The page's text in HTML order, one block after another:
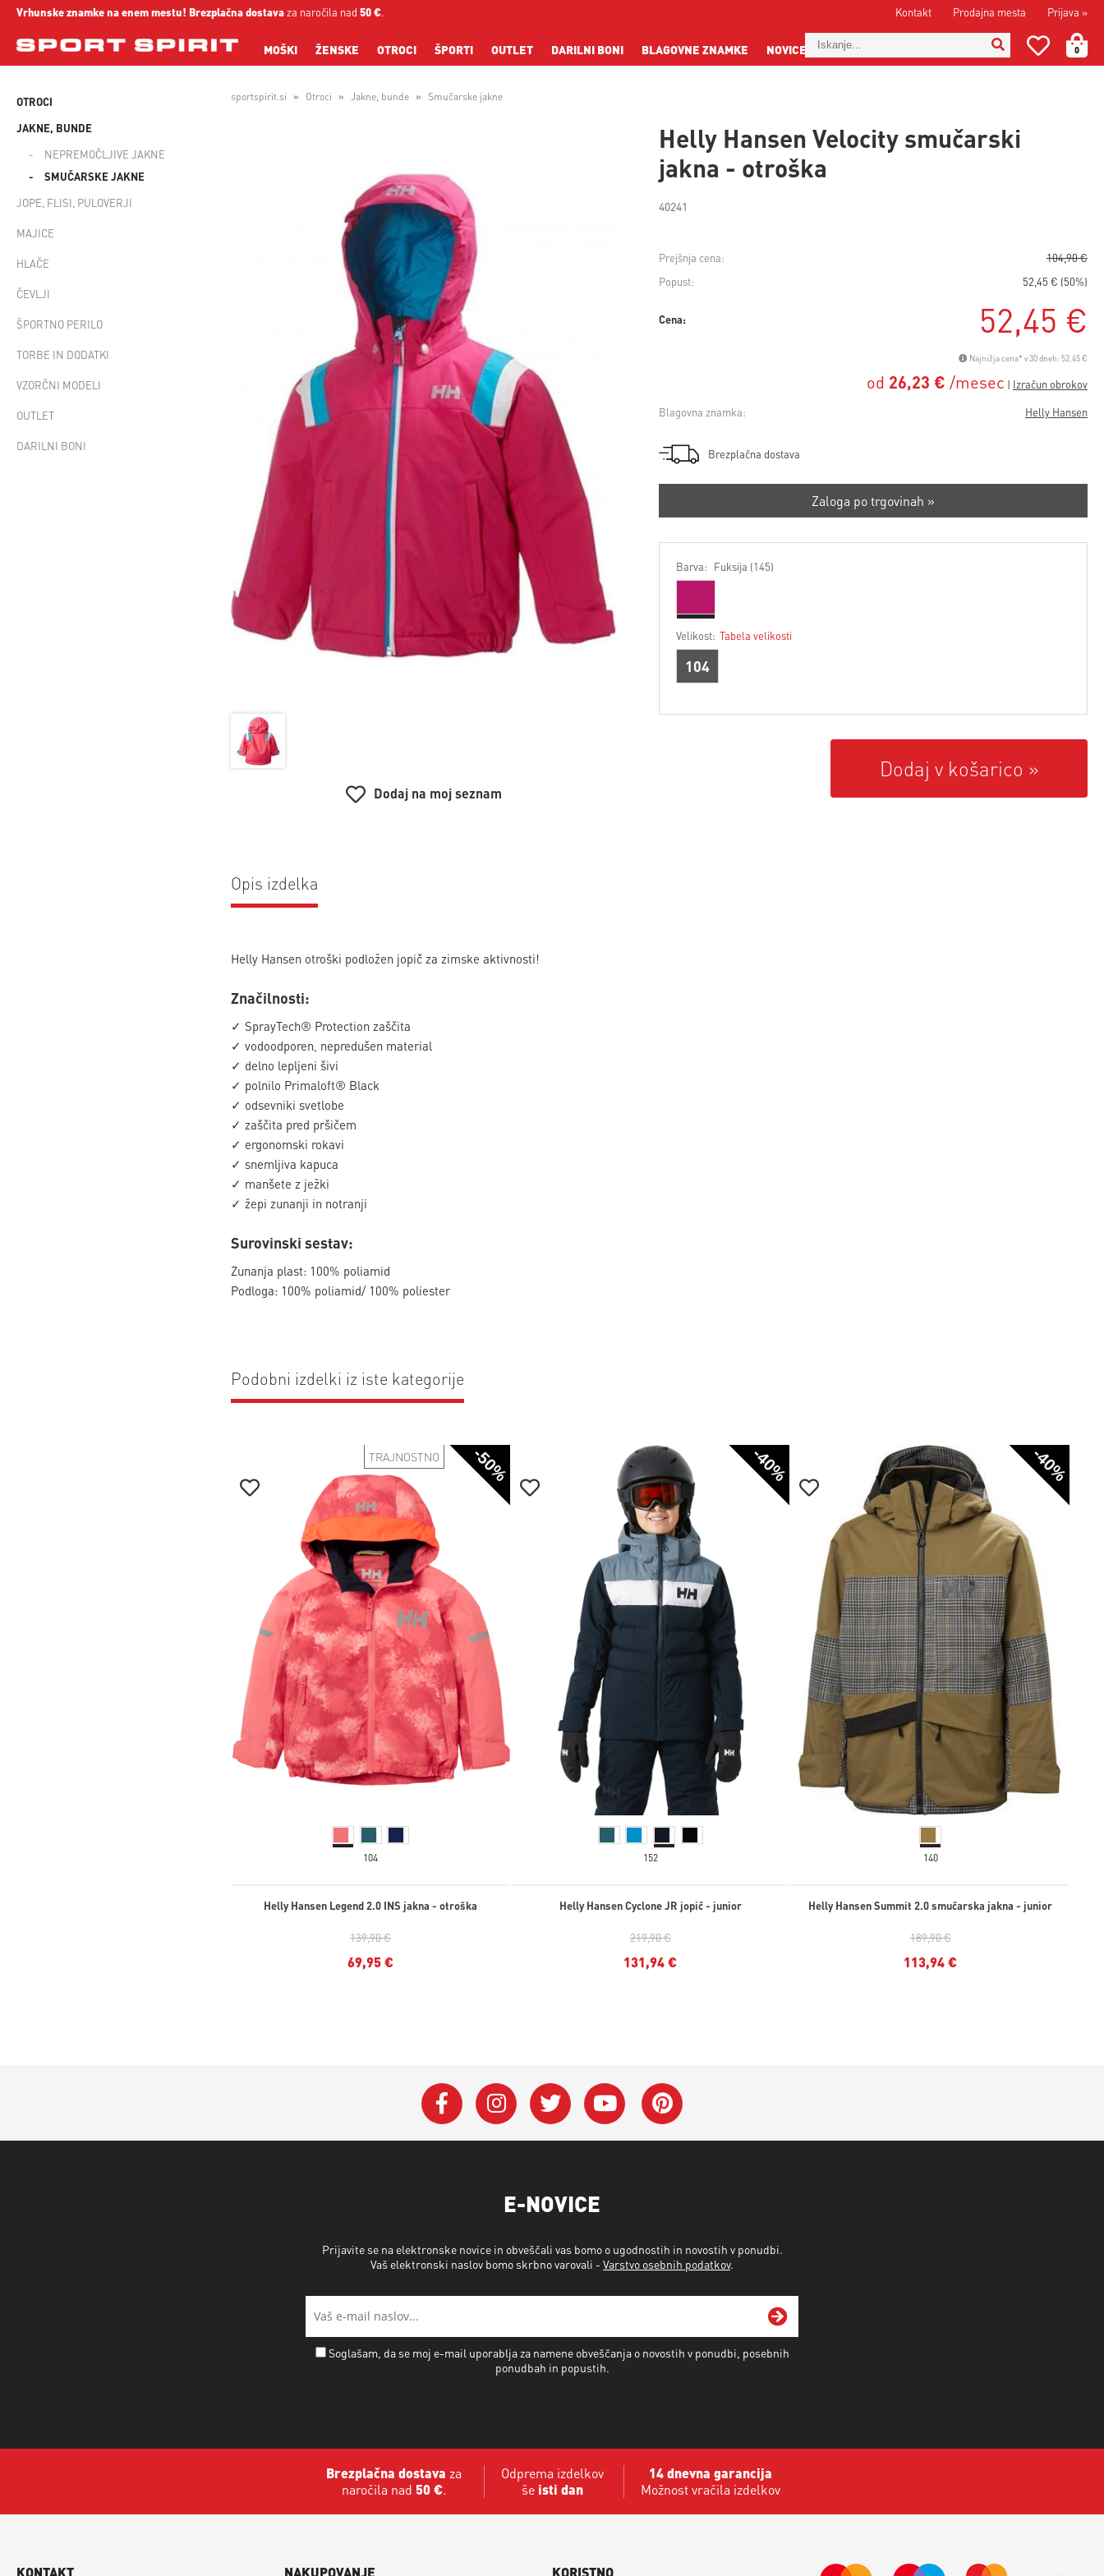
Prijava »
Kontakt Prodajna mesta
Vrhunske znamke na enem mestu! Brezplačna dostavaza naročila nad 50 €.
0
MOŠKI ŽENSKE OTROCI ŠPORTI OUTLET DARILNI BONI BLAGOVNE ZNAMKE NOVICE
OTROCI
JAKNE, BUNDE
NEPREMOČLJIVE JAKNE
SMUČARSKE JAKNE
JOPE, FLISI, PULOVERJI
MAJICE
HLAČE
ČEVLJI
ŠPORTNO PERILO
TORBE IN DODATKI
VZORČNI MODELI
OUTLET
DARILNI BONI
sportspirit.si Otroci Jakne, bunde Smučarske jakne
Helly Hansen Velocity smučarski
jakna - otroška
40241
Dodaj na moj seznam
Prejšnja cena:
104,90 €
Popust:
52,45 € (50%)
Cena: 52,45 €
Najnižja cena* v 30 dneh: 52,45 €
od 26,23 € /mesec
Blagovna znamka: Helly Hansen
Brezplačna dostava
Zaloga po trgovinah »
Barva: Fuksija (145)
Velikost: Tabela velikosti
104
Dodaj v košarico
Opis izdelka
Helly Hansen otroški podložen jopič za zimske aktivnosti!
Značilnosti:
✓ SprayTech® Protection zaščita
✓ vodoodporen, nepredušen material
✓ delno lepljeni šivi
✓ polnilo Primaloft® Black
✓ odsevniki svetlobe
✓ zaščita pred pršičem
✓ ergonomski rokavi
✓ snemljiva kapuca
✓ manšete z ježki
✓ žepi zunanji in notranji
Surovinski sestav:
Zunanja plast: 100% poliamid
Podloga: 100% poliamid/ 100% poliester
Podobni izdelki iz iste kategorije
-50%
TRAJNOSTNO
104
Helly Hansen Legend 2.0 INS jakna - otroška
139,90 €
69,95 €
-40%
152
Helly Hansen Cyclone JR jopič - junior
219,90 €
131,94 €
-40%
140
Helly Hansen Summit 2.0 smučarska jakna - junior
189,90 €
113,94 €
E-NOVICE
Prijavite se na elektronske novice in obveščali vas bomo o ugodnostih in novostih v ponudbi.
Vaš elektronski naslov bomo skrbno varovali - Varstvo osebnih podatkov.
Soglašam, da se moj e-mail uporablja za namene obveščanja o novostih v ponudbi, posebnih
ponudbah in popustih.
Brezplačna dostava za
naročila nad 50 €.
Odprema izdelkov
še isti dan
14 dnevna garancija
Možnost vračila izdelkov
KONTAKT NAKUPOVANJE KORISTNO